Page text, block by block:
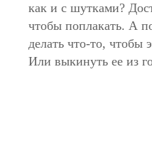
как и с шутками?
чтобы поплакать. А
делать что-то, чтобы
Или выкинуть ее из